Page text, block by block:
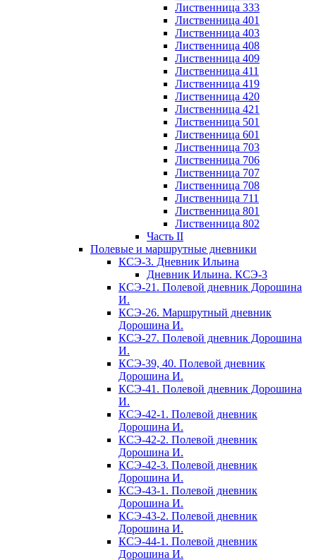
Лиственница 333
Лиственница 401
Лиственница 403
Лиственница 408
Лиственница 409
Лиственница 411
Лиственница 419
Лиственница 420
Лиственница 421
Лиственница 501
Лиственница 601
Лиственница 703
Лиственница 706
Лиственница 707
Лиственница 708
Лиственница 711
Лиственница 801
Лиственница 802
Часть II
Полевые и маршрутные дневники
КСЭ-3. Дневник Ильина
Дневник Ильина. КСЭ-3
КСЭ-21. Полевой дневник Дорошина
И.
КСЭ-26. Маршрутный дневник
Дорошина И.
КСЭ-27. Полевой дневник Дорошина
И.
КСЭ-39, 40. Полевой дневник
Дорошина И.
КСЭ-41. Полевой дневник Дорошина
И.
КСЭ-42-1. Полевой дневник
Дорошина И.
КСЭ-42-2. Полевой дневник
Дорошина И.
КСЭ-42-3. Полевой дневник
Дорошина И.
КСЭ-43-1. Полевой дневник
Дорошина И.
КСЭ-43-2. Полевой дневник
Дорошина И.
КСЭ-44-1. Полевой дневник
Дорошина И.